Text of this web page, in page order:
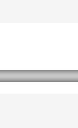
genombrott
stark tro på